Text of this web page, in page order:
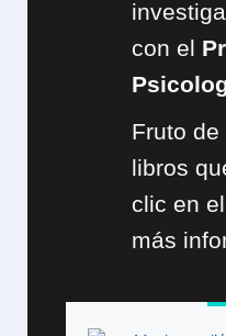
con el
Fruto
libros
clic en
más